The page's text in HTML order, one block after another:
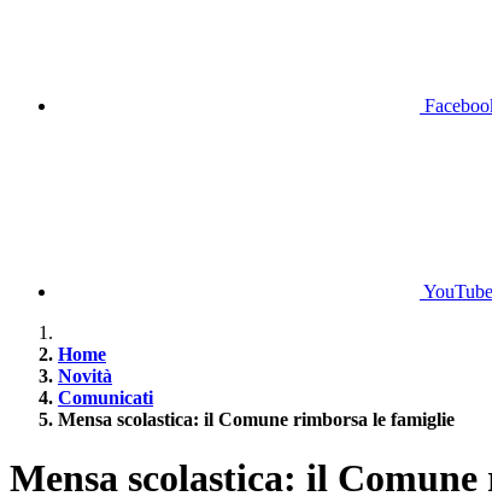
YouTube
Home
Novità
Comunicati
Mensa scolastica: il Comune rimborsa le famiglie
Mensa scolastica: il